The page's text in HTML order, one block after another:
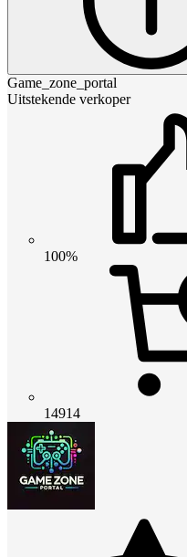
Game_zone_portal
Uitstekende verkoper
100%
14914